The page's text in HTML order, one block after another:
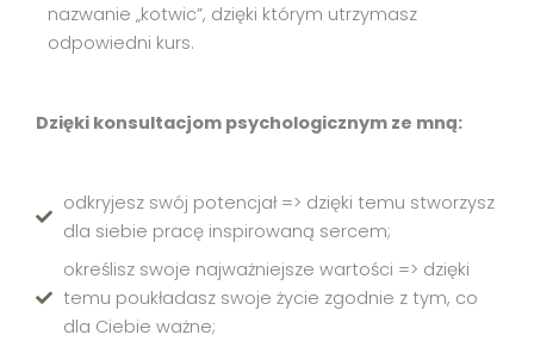
nazwanie „kotwic”, dzięki którym utrzymasz
odpowiedni kurs.
Dzięki konsultacjom psychologicznym ze mną:
odkryjesz swój potencjał => dzięki temu stworzysz
dla siebie pracę inspirowaną sercem;
określisz swoje najważniejsze wartości => dzięki
temu poukładasz swoje życie zgodnie z tym, co
dla Ciebie ważne;